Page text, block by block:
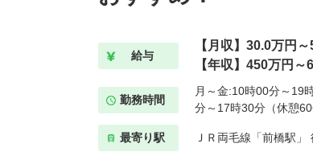
給与
【月収】30.0万円
【年収】450万円
勤務時間
月～金:10時00分～19
分～17時30分（休憩60
最寄り駅 ＪＲ両毛線「前橋駅」